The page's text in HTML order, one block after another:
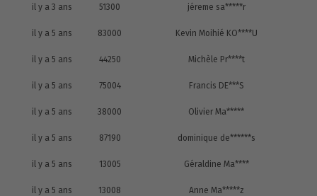
il y a 3 ans 51300 jéreme sa*****r
il y a 5 ans 83000 Kevin Moihié KO****U
il y a 5 ans 44250 Michèle Pr****t
il y a 5 ans 75004 Francis DE***S
il y a 5 ans 38000 Olivier Ma*****
il y a 5 ans 87190 dominique de******s
il y a 5 ans 13005 Géraldine Ma****
il y a 5 ans 13008 Anne Ma*****z